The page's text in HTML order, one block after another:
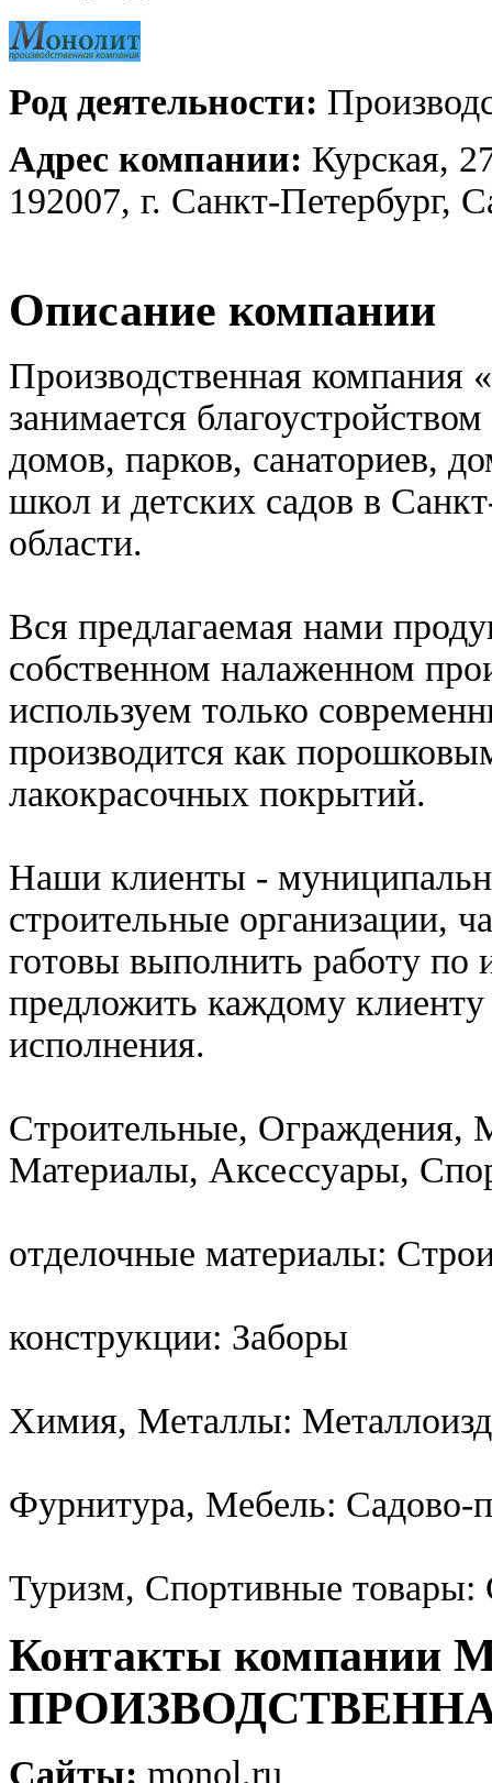
Род деятельности:
Адрес компании: Курская,
192007, г. Санкт-Петербург,
Описание компании
Производственная компания
занимается
домов, парков, санаториев,
школ и детских садов в
области.
Вся предлагаемая нами
собственном налаженном
используем только
производится как
лакокрасочных покрытий.
Наши клиенты -
строительные организации,
готовы выполнить работу по
предложить каждому
исполнения.
Строительные, Ограждения,
Материалы, Аксессуары,
отделочные материалы:
конструкции: Заборы
Химия, Металлы:
Фурнитура, Мебель: Садово-
Туризм, Спортивные товары:
Контакты
Сайты: monol.ru